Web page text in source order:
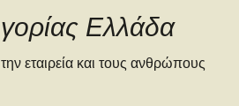
Ελλάδα
εταιρεία και τους ανθρώπους